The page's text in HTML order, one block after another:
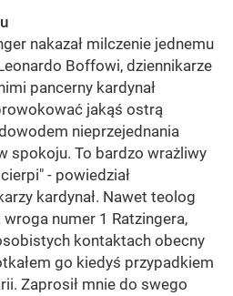
nakazał milczenie jednemu
Boffowi, dziennikarze
pancerny kardynał
jakąś ostrą
nieprzejednania
spokoju. To bardzo wrażliwy
- powiedział
kardynał. Nawet teolog
wroga numer 1 Ratzingera,
kontaktach obecny
go kiedyś przypadkiem
Zaprosił mnie do swego